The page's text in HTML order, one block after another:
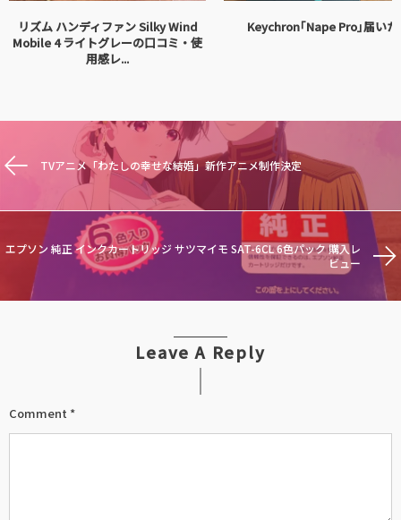
リズム ハンディファン Silky Wind
Mobile 4 ライトグレーの口コミ・使
用感レ...
Keychron｢Nape Pro｣届いた
TVアニメ「わたしの幸せな結婚」新作アニメ制作決定
エプソン 純正 インクカートリッジ サツマイモ SAT-6CL 6色パック 購入レ
ビュー
Leave A Reply
Comment *